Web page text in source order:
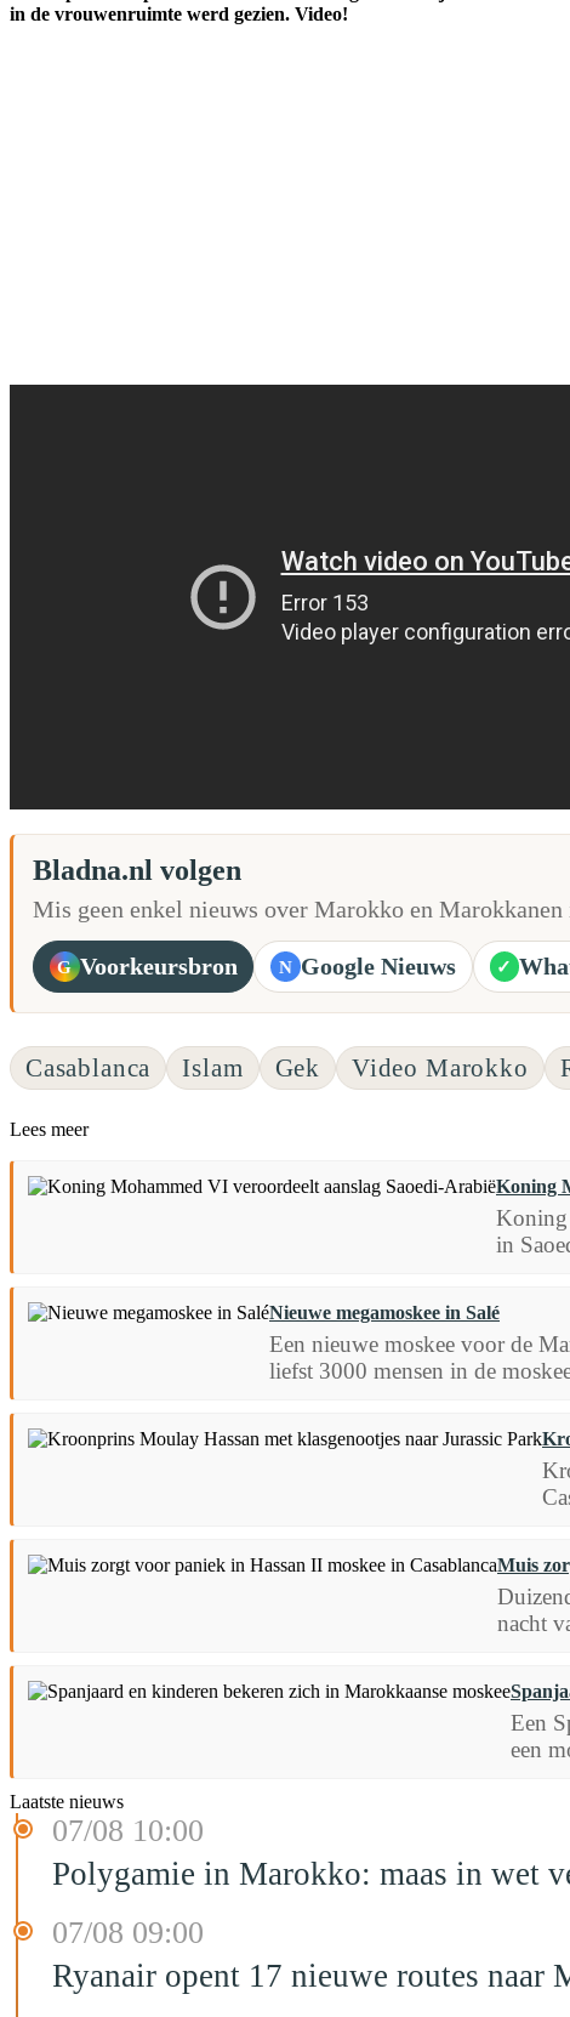
in de vrouwenruimte werd gezien. Video!
Bladna.nl volgen
Mis geen enkel nieuws over Marokko en Marokkanen
G Voorkeursbron N Google Nieuws ✓
Casablanca Islam Gek Video Marokko
Lees meer
Koning
Koning
in
Nieuwe megamoskee in Salé
Een nieuwe moskee voor de
liefst 3000 mensen in de
Muis
nacht
Een
een
Laatste nieuws
07/08 10:00
Polygamie in Marokko: maas in wet
07/08 09:00
Ryanair opent 17 nieuwe routes naar